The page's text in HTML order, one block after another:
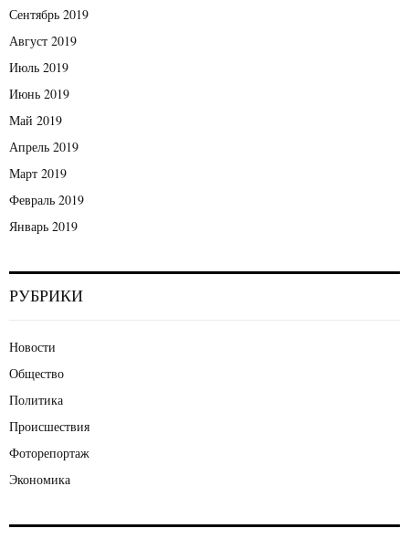
Сентябрь 2019
Август 2019
Июль 2019
Июнь 2019
Май 2019
Апрель 2019
Март 2019
Февраль 2019
Январь 2019
РУБРИКИ
Новости
Общество
Политика
Происшествия
Фоторепортаж
Экономика